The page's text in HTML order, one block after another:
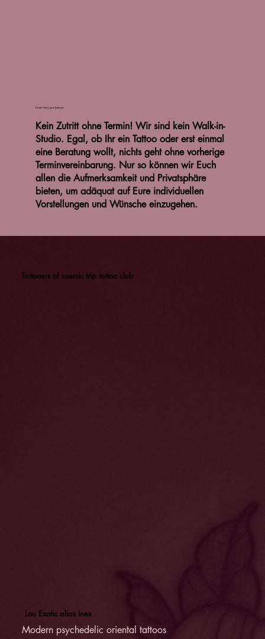
Kein Zutritt ohne Termin! Wir sind kein Walk-in-
Studio. Egal, ob Ihr ein Tattoo oder erst einmal
eine Beratung wollt, nichts geht ohne vorherige
Terminvereinbarung. Nur so können wir Euch
allen die Aufmerksamkeit und Privatsphäre
bieten, um adäquat auf Eure individuellen
Vorstellungen und Wünsche einzugehen.
Private Tattoospace bedeutet:
Lou Exotic alias Ines
Modern psychedelic oriental tattoos
Tattooers of cosmic trip tattoo club